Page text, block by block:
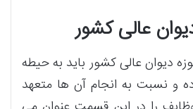
عالی کشور
دیوان عالی کشور باید به حیطه
و نسبت به انجام آن ها متعهد